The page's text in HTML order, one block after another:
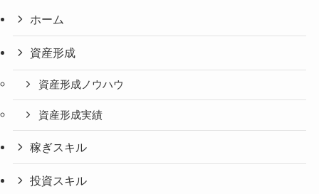
ホーム
資産形成
資産形成ノウハウ
資産形成実績
稼ぎスキル
投資スキル